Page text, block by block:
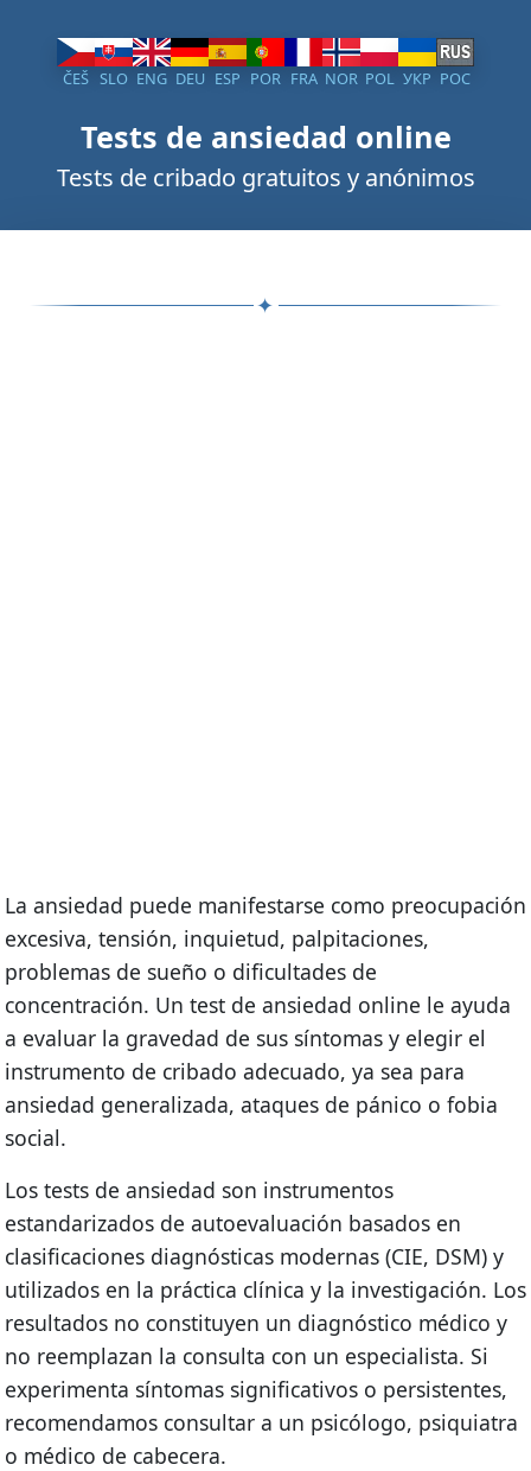
ČEŠ SLO ENG DEU ESP POR FRA NOR POL УКР РОС
Tests de ansiedad online
Tests de cribado gratuitos y anónimos
✦
La ansiedad puede manifestarse como preocupación
excesiva, tensión, inquietud, palpitaciones,
problemas de sueño o dificultades de
concentración. Un test de ansiedad online le ayuda
a evaluar la gravedad de sus síntomas y elegir el
instrumento de cribado adecuado, ya sea para
ansiedad generalizada, ataques de pánico o fobia
social.
Los tests de ansiedad son instrumentos
estandarizados de autoevaluación basados en
clasificaciones diagnósticas modernas (CIE, DSM) y
utilizados en la práctica clínica y la investigación. Los
resultados no constituyen un diagnóstico médico y
no reemplazan la consulta con un especialista. Si
experimenta síntomas significativos o persistentes,
recomendamos consultar a un psicólogo, psiquiatra
o médico de cabecera.